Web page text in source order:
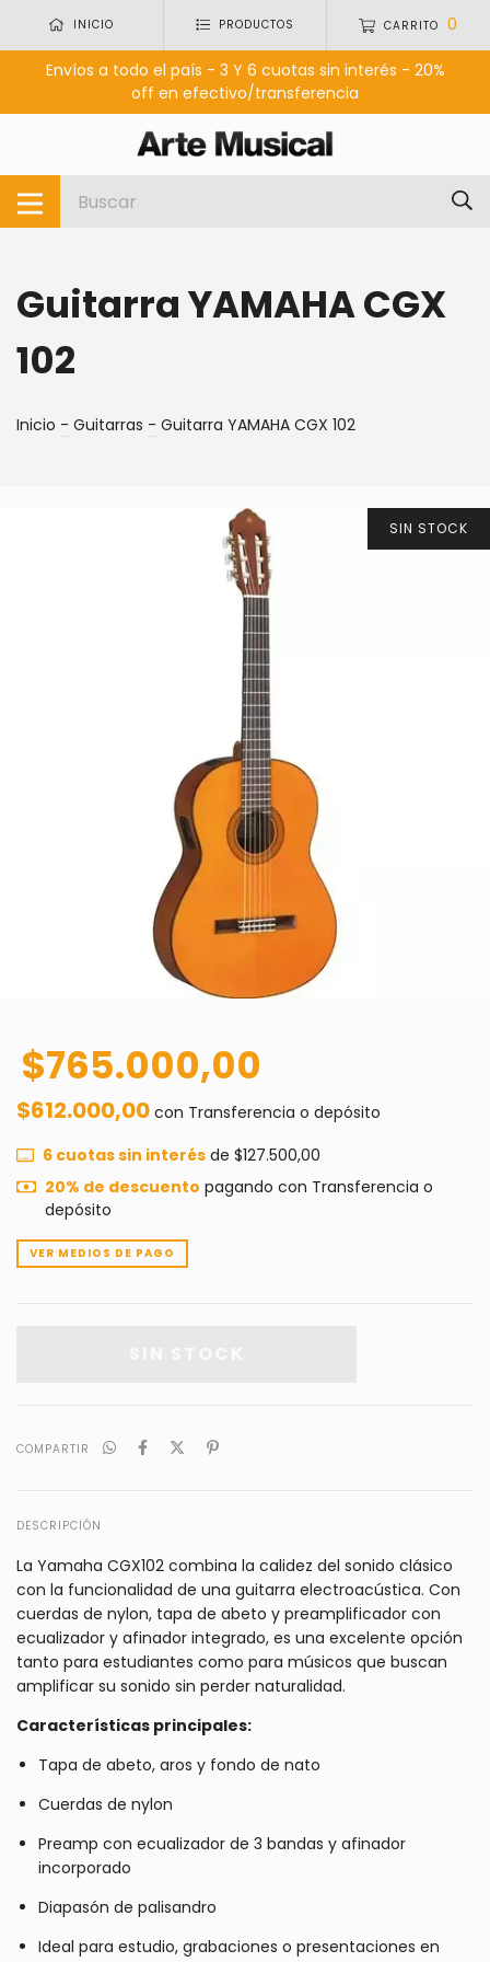
INICIO PRODUCTOS CARRITO 0
Envíos a todo el país - 3 Y 6 cuotas sin interés - 20%
off en efectivo/transferencia
Guitarra YAMAHA CGX
102
Inicio - Guitarras - Guitarra YAMAHA CGX 102
SIN STOCK
$765.000,00
$612.000,00 con Transferencia o depósito
6cuotas sin interésde $127.500,00
20% de descuento pagando con Transferencia o
depósito
VER MEDIOS DE PAGO
COMPARTIR
DESCRIPCIÓN
La Yamaha CGX102 combina la calidez del sonido clásico
con la funcionalidad de una guitarra electroacústica. Con
cuerdas de nylon, tapa de abeto y preamplificador con
ecualizador y afinador integrado, es una excelente opción
tanto para estudiantes como para músicos que buscan
amplificar su sonido sin perder naturalidad.
Características principales:
Tapa de abeto, aros y fondo de nato
Cuerdas de nylon
Preamp con ecualizador de 3 bandas y afinador
incorporado
Diapasón de palisandro
Ideal para estudio, grabaciones o presentaciones en